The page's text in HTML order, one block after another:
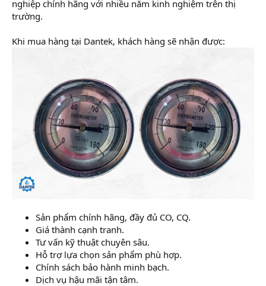
nghiệp chính hãng với nhiều năm kinh nghiệm trên thị
trường.
Khi mua hàng tại Dantek, khách hàng sẽ nhận được:
Sản phẩm chính hãng, đầy đủ CO, CQ.
Giá thành cạnh tranh.
Tư vấn kỹ thuật chuyên sâu.
Hỗ trợ lựa chọn sản phẩm phù hợp.
Chính sách bảo hành minh bạch.
Dịch vụ hậu mãi tận tâm.